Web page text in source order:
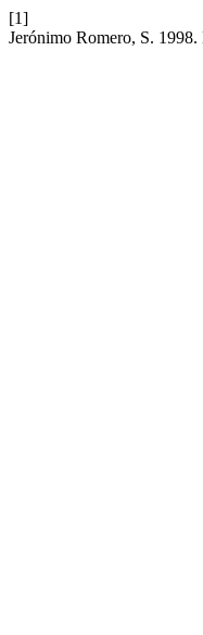
[1]
Jerónimo Romero, S.